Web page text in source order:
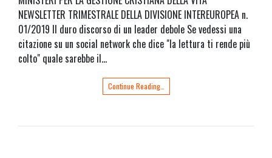
NEWSLETTER TRIMESTRALE DELLA DIVISIONE INTEREUROPEA n.
01/2019 Il duro discorso di un leader debole Se vedessi una
citazione su un social network che dice "la lettura ti rende più
colto" quale sarebbe il…
Continue Reading…